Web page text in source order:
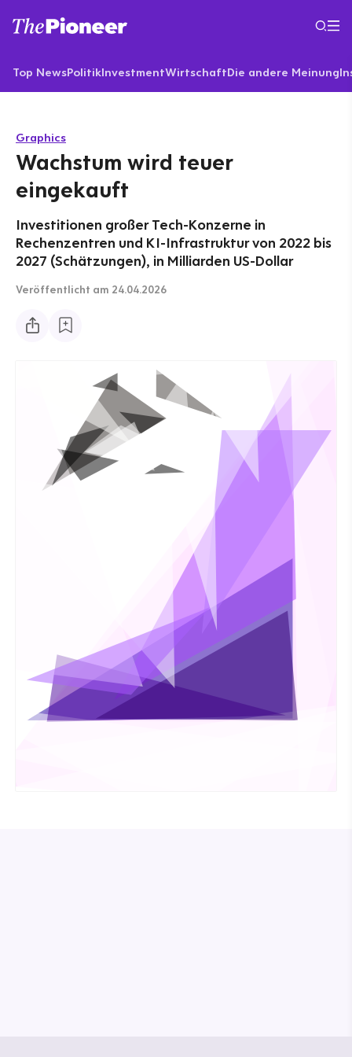
Top NewsPolitikInvestmentWirtschaftDie andere Meinung
Graphics
Wachstum wird teuer
eingekauft
Investitionen großer Tech-Konzerne in
Rechenzentren und KI-Infrastruktur von 2022 bis
2027 (Schätzungen), in Milliarden US-Dollar
Veröffentlicht am 24.04.2026